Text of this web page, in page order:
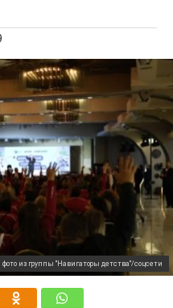
фото из группы "Навигаторы детства"/соцсети